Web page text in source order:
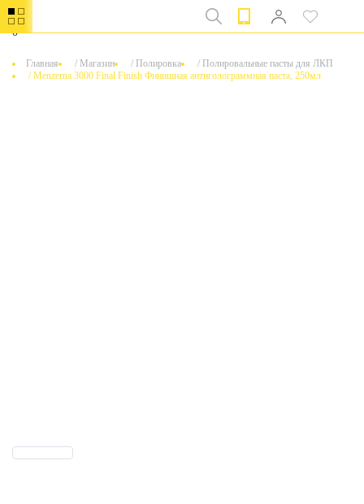
0
Главная / Магазин / Полировка / Полировальные пасты для ЛКП
/Menzerna 3000 Final Finish Финишная антиголограммная паста, 250мл